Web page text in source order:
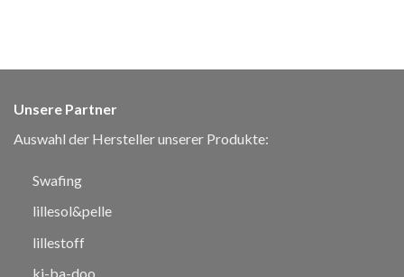
Unsere Partner
Auswahl der Hersteller unserer Produkte:
Swafing
lillesol&pelle
lillestoff
ki-ba-doo